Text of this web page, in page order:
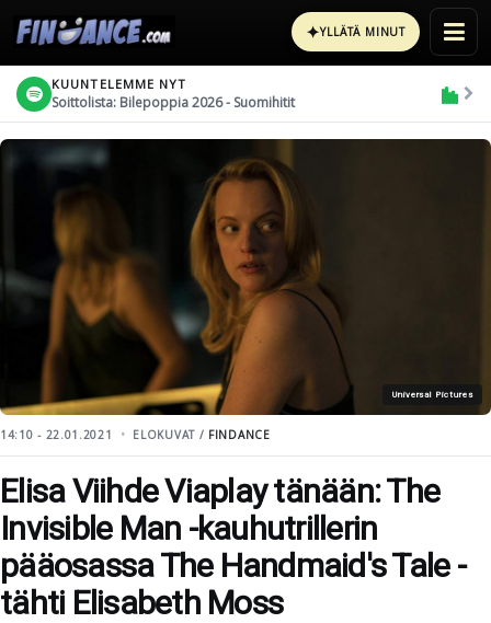
✦YLLÄTÄ MINUT
KUUNTELEMME NYT
Soittolista: Bilepoppia 2026 - Suomihitit
Universal Pictures
14:10 - 22.01.2021 ELOKUVAT / FINDANCE
Elisa Viihde Viaplay tänään: The
Invisible Man -kauhutrillerin
pääosassa The Handmaid's Tale -
tähti Elisabeth Moss